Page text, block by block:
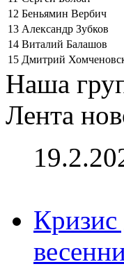
12 Беньямин Вербич
13 Александр Зубков
14 Виталий Балашов
15 Дмитрий
Наша
Лента
Кризис